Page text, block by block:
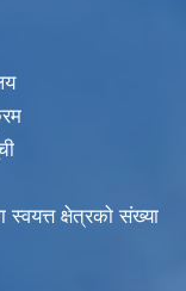
स्वयत्त क्षेत्रकाे संख्या